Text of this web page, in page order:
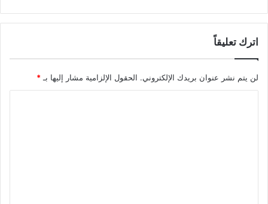
اترك تعليقاً
لن يتم نشر عنوان بريدك الإلكتروني. الحقول الإلزامية مشار إليها بـ *